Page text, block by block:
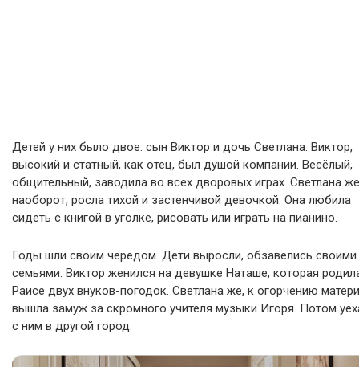
Детей у них было двое: сын Виктор и дочь Светлана. Виктор,
высокий и статный, как отец, был душой компании. Весёлый,
общительный, заводила во всех дворовых играх. Светлана
наоборот, росла тихой и застенчивой девочкой. Она любила
сидеть с книгой в уголке, рисовать или играть на пианино.
Годы шли своим чередом. Дети выросли, обзавелись своими
семьями. Виктор женился на девушке Наташе, которая
Раисе двух внуков-погодок. Светлана же, к огорчению
вышла замуж за скромного учителя музыки Игоря. Потом
с ним в другой город.